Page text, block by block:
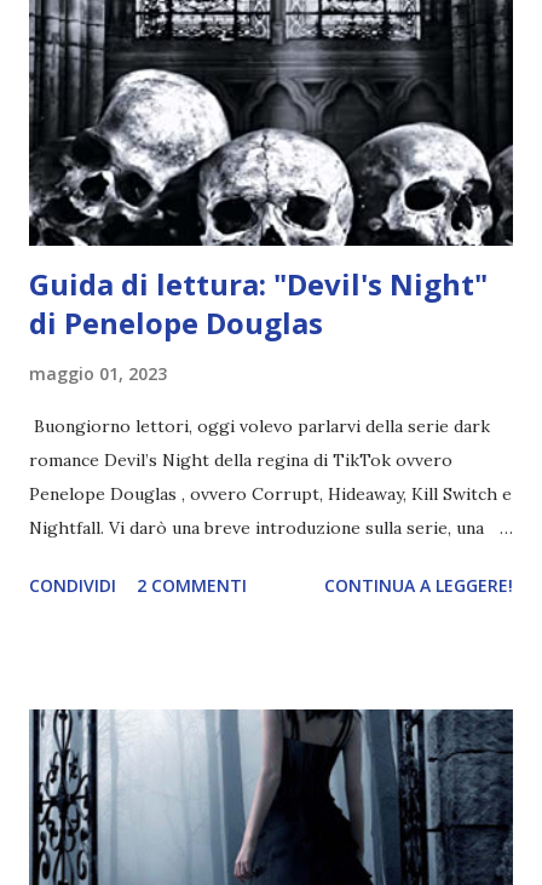
per avvertili che Mikael non è più "l'angelo puro" che
credono e che potrebbe aver ucciso altri mezzi angeli, tipo
Rafael. A quelle parole, Haniel seguito da altri ibridi, si reca
nell'appartamento, senza risultati. Infine cercano nella
chiesetta. Lì trovano Rafael alle prese con gli angeli puri,
ma questa volta ...
Guida di lettura: "Devil's Night"
di Penelope Douglas
maggio 01, 2023
Buongiorno lettori, oggi volevo parlarvi della serie dark
romance Devil’s Night della regina di TikTok ovvero
Penelope Douglas , ovvero Corrupt, Hideaway, Kill Switch e
Nightfall. Vi darò una breve introduzione sulla serie, una
e anche un breve commento sui libri singoli. I libri sono in
grande (Devil's Night 1#) Autrice : Penelope Douglas
Pagine: 448 Editore: Newton Compton Editori
Pubblicazione: 10 Gennaio 2023 Traduttore: Laura Lancini
Trama: “Si chiama Michael Crist. È il fratello maggiore del
mio ragazzo ed è come quei film dell'orrore che guardi
CONDIVIDI 2 COMMENTI CONTINUA A LEGGERE!